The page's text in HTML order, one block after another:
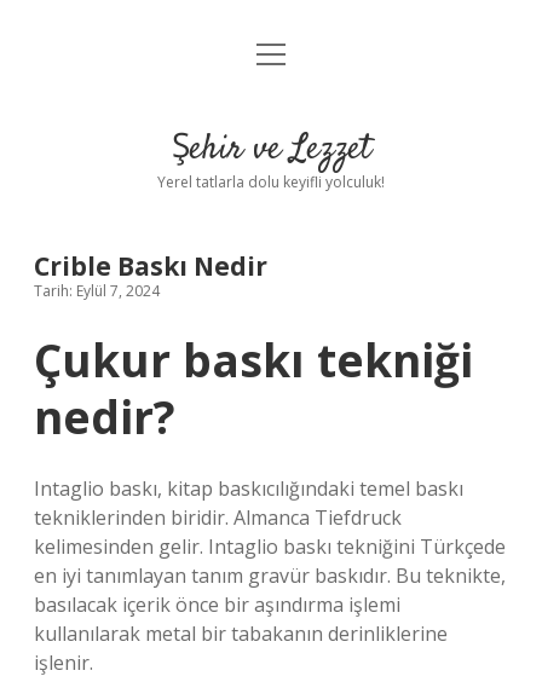
Anasayfa
Yasal Uyarı
menüyü
Şehir ve Lezzet
Yerel tatlarla dolu keyifli yolculuk!
Crible Baskı Nedir
Tarih: Eylül 7, 2024
Çukur baskı tekniği
nedir?
Intaglio baskı, kitap baskıcılığındaki temel baskı
tekniklerinden biridir. Almanca Tiefdruck
kelimesinden gelir. Intaglio baskı tekniğini Türkçede
en iyi tanımlayan tanım gravür baskıdır. Bu teknikte,
basılacak içerik önce bir aşındırma işlemi
kullanılarak metal bir tabakanın derinliklerine
işlenir.